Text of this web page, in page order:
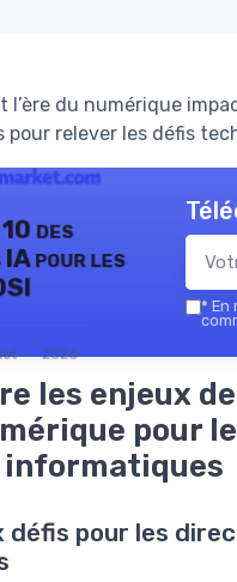
l’ère du numérique
pour relever les défis
des
pour les
— 2026
* En
les enjeux de
pour
défis pour les